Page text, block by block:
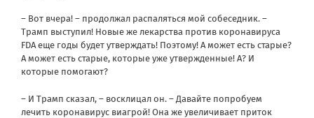
– Вот вчера! – продолжал распаляться мой собеседник. –
Трамп выступил! Новые же лекарства против коронавируса
FDA еще годы будет утверждать! Поэтому! А может есть старые?
А может есть старые, которые уже утвержденные! А? И
которые помогают?
– И Трамп сказал, – восклицал он. – Давайте попробуем
лечить коронавирус виагрой! Она же увеличивает приток